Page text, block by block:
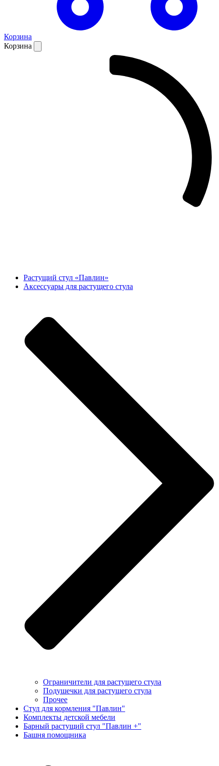
Корзина
Корзина
Растущий стул «Павлин»
Аксессуары для растущего стула
Ограничители для растущего стула
Подушечки для растущего стула
Прочее
Стул для кормления "Павлин"
Комплекты детской мебели
Барный растущий стул "Павлин +"
Башня помощника